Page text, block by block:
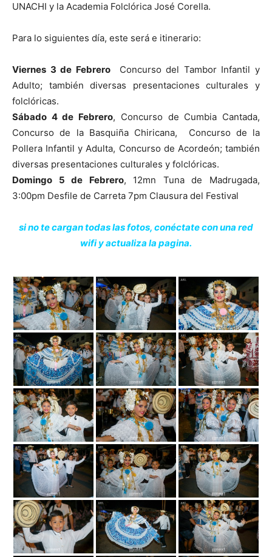
UNACHI y la Academia Folclórica José Corella.
Para lo siguientes día, este será e itinerario:
Viernes 3 de FebreroConcurso del Tambor Infantil y
Adulto; también diversas presentaciones culturales y
folclóricas.
Sábado 4 de Febrero, Concurso de Cumbia Cantada,
Concurso de la Basquiña Chiricana, Concurso de la
Pollera Infantil y Adulta, Concurso de Acordeón; también
diversas presentaciones culturales y folclóricas.
Domingo 5 de Febrero, 12mn Tuna de Madrugada,
3:00pm Desfile de Carreta 7pm Clausura del Festival
si no te cargan todas las fotos, conéctate con una red
wifi y actualiza la pagina.